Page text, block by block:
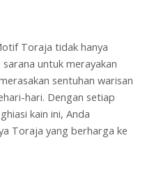
Toraja tidak hanya
untuk merayakan
sentuhan warisan
hari. Dengan setiap
kain ini, Anda
Toraja yang berharga ke